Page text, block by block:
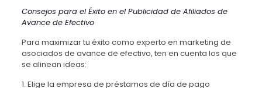
Consejos para el Éxito en el Publicidad de Afiliados de
Avance de Efectivo
Para maximizar tu éxito como experto en marketing de
asociados de avance de efectivo, ten en cuenta los que
se alinean ideas:
1. Elige la empresa de préstamos de día de pago